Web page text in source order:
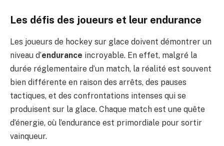
Les défis des joueurs et leur endurance
Les joueurs de hockey sur glace doivent démontrer un
niveau d’endurance incroyable. En effet, malgré la
durée réglementaire d’un match, la réalité est souvent
bien différente en raison des arrêts, des pauses
tactiques, et des confrontations intenses qui se
produisent sur la glace. Chaque match est une quête
d’énergie, où l’endurance est primordiale pour sortir
vainqueur.